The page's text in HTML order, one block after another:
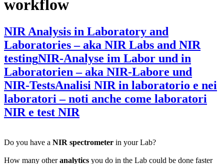
workflow
NIR Analysis in Laboratory and
Laboratories – aka NIR Labs and NIR
testingNIR-Analyse im Labor und in
Laboratorien – aka NIR-Labore und
NIR-TestsAnalisi NIR in laboratorio e nei
laboratori – noti anche come laboratori
NIR e test NIR
Do you have a NIR spectrometer in your Lab?
How many otheranalytics you do in the Lab could be done faster